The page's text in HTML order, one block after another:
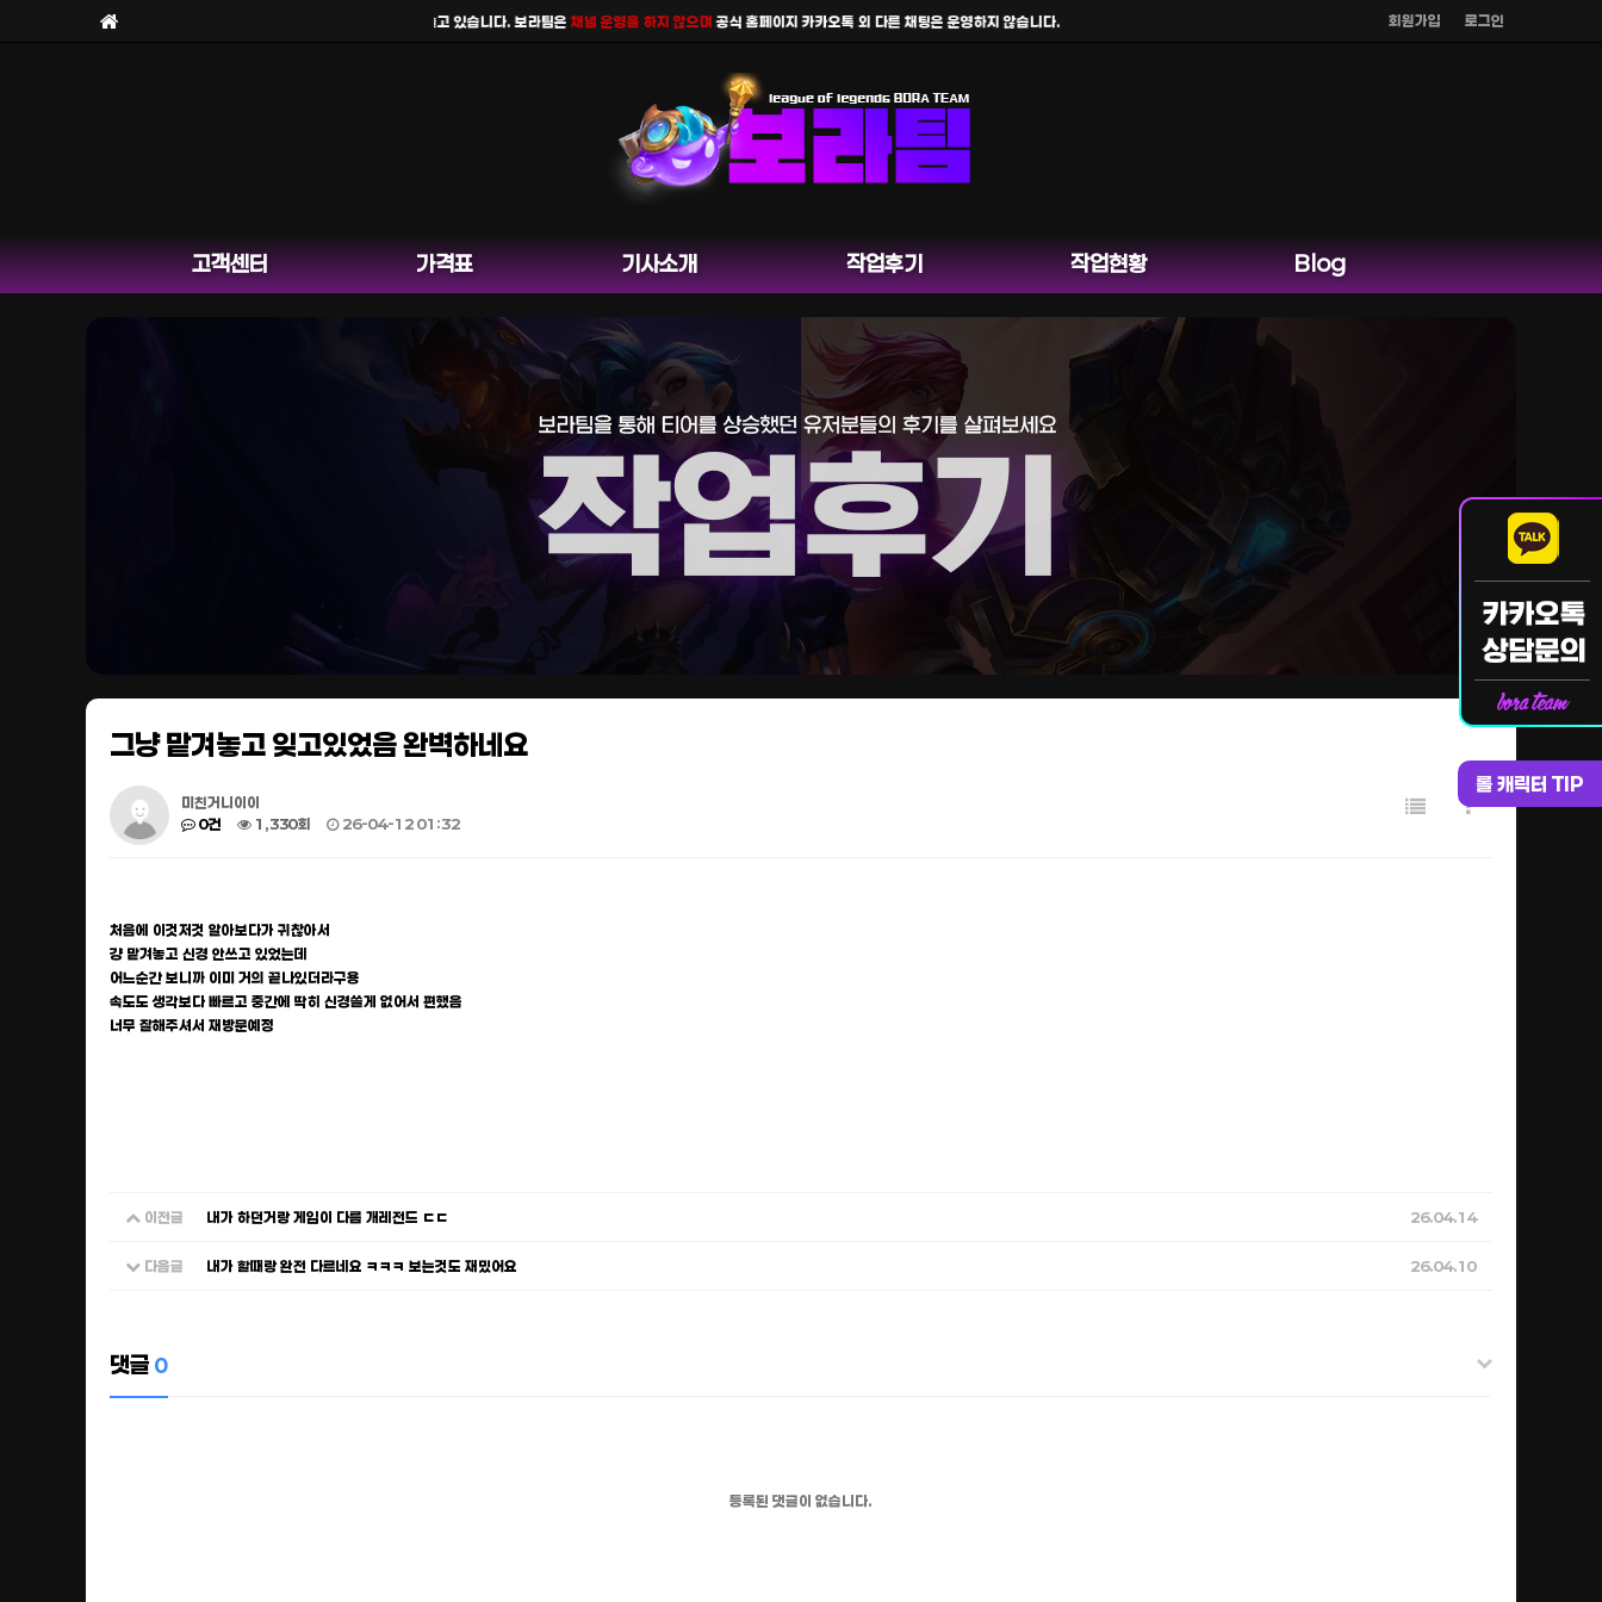
회원가입 로그인
가 늘고 있습니다. 보라팀은채널 운영을 하지 않으며공식 홈페이지 카카오톡 외 다른 채팅은 운영하지 않습니다.
롤 캐릭터 TIP
고객센터 가격표 기사소개 작업후기 작업현황 Blog
그냥 맡겨놓고 잊고있었음 완벽하네요
미친거니이이
0건
1,330회 26-04-12 01:32
처음에 이것저것 알아보다가 귀찮아서
걍 맡겨놓고 신경 안쓰고 있었는데
어느순간 보니까 이미 거의 끝나있더라구용
속도도 생각보다 빠르고 중간에 딱히 신경쓸게 없어서 편했음
너무 잘해주셔서 재방문예정
이전글 내가 하던거랑 게임이 다름 개레전드 ㄷㄷ 26.04.14
다음글 내가 할때랑 완전 다르네요 ㅋㅋㅋ 보는것도 재밌어요 26.04.10
댓글 0
등록된 댓글이 없습니다.